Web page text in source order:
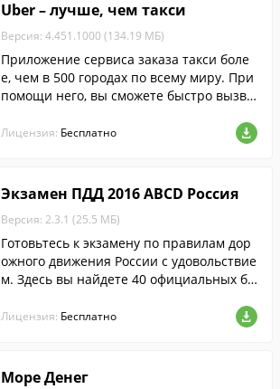
Uber – лучше, чем такси
Версия: 4.451.1000 (134.19 МБ)
Приложение сервиса заказа такси боле
е, чем в 500 городах по всему миру. При
помощи него, вы сможете быстро вызва
поездку наличными или с банковской ка
Лицензия: Бесплатно
Экзамен ПДД 2016 ABCD Россия
Версия: 2.3.1 (25.5 МБ)
Готовьтесь к экзамену по правилам дор
ожного движения России с удовольствие
м. Здесь вы найдете 40 официальных би
и для категорий A,B,C и D.
Лицензия: Бесплатно
Море Денег